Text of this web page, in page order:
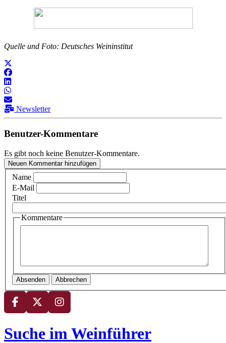
Quelle und Foto: Deutsches Weininstitut
Newsletter
Benutzer-Kommentare
Es gibt noch keine Benutzer-Kommentare.
Neuen Kommentar hinzufügen
Name
E-Mail
Titel
Kommentare
Absenden Abbrechen
Suche im Weinführer